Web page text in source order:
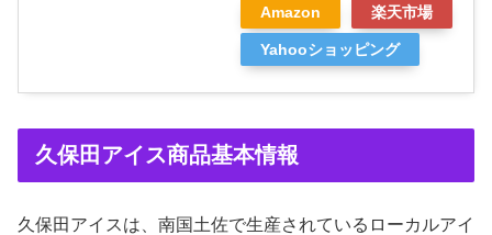
Amazon 楽天市場
Yahooショッピング
久保田アイス商品基本情報
久保田アイスは、南国土佐で生産されているローカルアイ